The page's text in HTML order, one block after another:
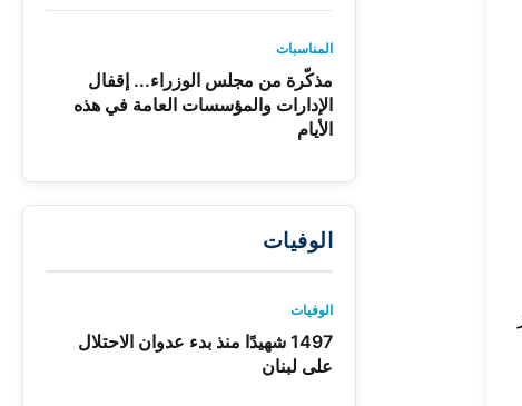
المناسبات
مذكّرة من مجلس الوزراء... إقفال
الإدارات والمؤسسات العامة في هذه
الأيام
الوفيات
الوفيات
1497 شهيدًا منذ بدء عدوان الاحتلال
على لبنان